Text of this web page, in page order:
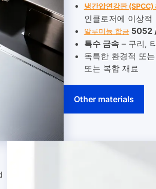
인클로저에 이상적
알루미늄 합금5052 /
특수 금속– 구리,
독특한 환경적 또
또는 복합 재료
기타 재료